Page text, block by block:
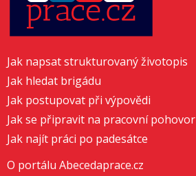
Jak napsat strukturovaný životopis
Jak hledat brigádu
Jak postupovat při výpovědi
Jak se připravit na pracovní pohovor
Jak najít práci po padesátce
O portálu Abecedaprace.cz